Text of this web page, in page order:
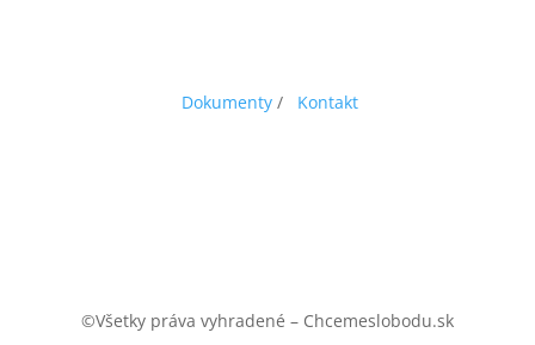
Dokumenty/ Kontakt
©Všetky práva vyhradené – Chcemeslobodu.sk